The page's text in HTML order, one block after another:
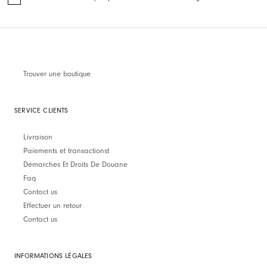
Trouver une boutique
SERVICE CLIENTS
Livraison
Paiements et transactionst
Démarches Et Droits De Douane
Faq
Contact us
Effectuer un retour
Contact us
INFORMATIONS LÉGALES